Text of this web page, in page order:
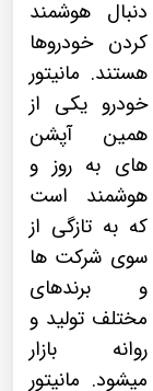
دنبال هوشمند
کردن خودروها
هستند. مانیتور
خودرو یکی از
همین آپشن
های به روز و
هوشمند است
که به تازگی از
سوی شرکت ها
و برندهای
مختلف تولید و
روانه بازار
میشود. مانیتور